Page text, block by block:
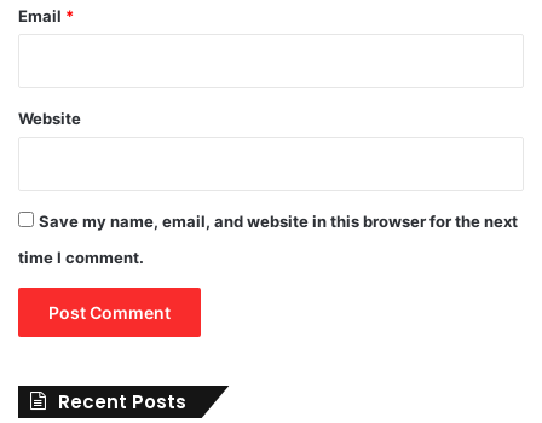
Email *
Website
Save my name, email, and website in this browser for the next
time I comment.
Recent Posts